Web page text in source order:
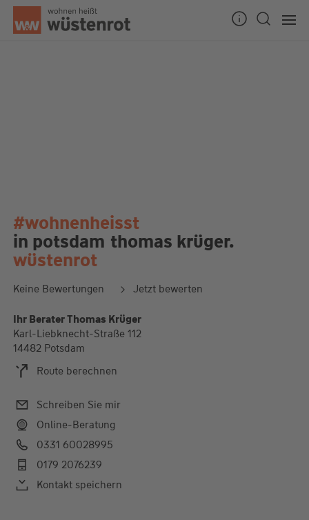
#wohnenheisst
in potsdam thomas krüger.
wüstenrot
Keine Bewertungen Jetzt bewerten
Ihr Berater Thomas Krüger
Karl-Liebknecht-Straße 112
14482 Potsdam
Route berechnen
Schreiben Sie mir
Online-Beratung
0331 60028995
0179 2076239
Kontakt speichern